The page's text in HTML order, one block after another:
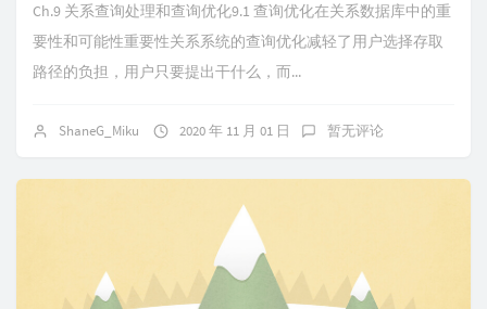
Ch.9 关系查询处理和查询优化9.1 查询优化在关系数据库中的重
要性和可能性重要性关系系统的查询优化减轻了用户选择存取
路径的负担，用户只要提出干什么，而...
ShaneG_Miku 2020 年 11 月 01 日 暂无评论